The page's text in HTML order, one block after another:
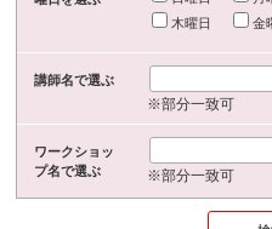
木曜日
金
講師名で選ぶ
※部分一致可
ワークショッ
プ名で選ぶ
※部分一致可